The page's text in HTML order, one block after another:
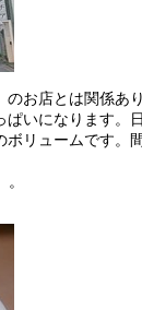
お店とは関係あり
いになります。
リュームです。